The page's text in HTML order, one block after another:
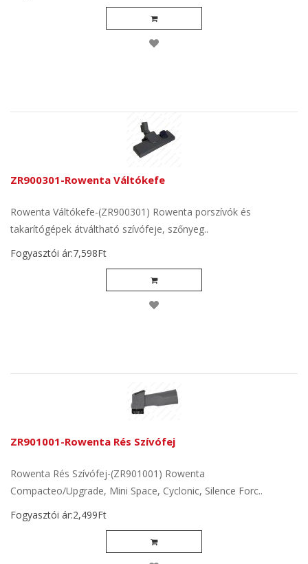
ZR900301-Rowenta Váltókefe
Rowenta Váltókefe-(ZR900301) Rowenta porszívók és
takarítógépek átváltható szívófeje, szőnyeg..
Fogyasztói ár:7,598Ft
ZR901001-Rowenta Rés Szívófej
Rowenta Rés Szívófej-(ZR901001) Rowenta
Compacteo/Upgrade, Mini Space, Cyclonic, Silence Forc..
Fogyasztói ár:2,499Ft